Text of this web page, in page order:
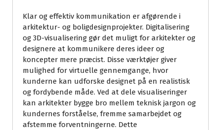
Klar og effektiv kommunikation er afgørende i
arkitektur- og boligdesignprojekter. Digitalisering
og 3D-visualisering gør det muligt for arkitekter og
designere at kommunikere deres ideer og
koncepter mere præcist. Disse værktøjer giver
mulighed for virtuelle gennemgange, hvor
kunderne kan udforske designet på en realistisk
og fordybende måde. Ved at dele visualiseringer
kan arkitekter bygge bro mellem teknisk jargon og
kundernes forståelse, fremme samarbejdet og
afstemme forventningerne. Dette